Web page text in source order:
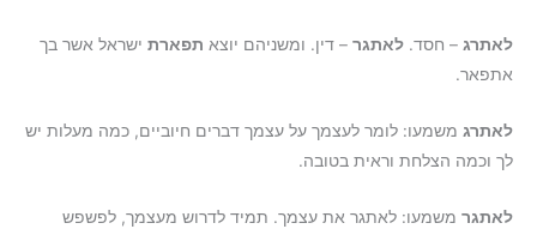
לאתרג – חסד. לאתגר – דין. ומשניהם יוצא תפארת ישראל אשר בך
אתפאר.
לאתרג משמעו: לומר לעצמך על עצמך דברים חיוביים, כמה מעלות יש
לך וכמה הצלחת וראית בטובה.
לאתגר משמעו: לאתגר את עצמך. תמיד לדרוש מעצמך, לפשפש